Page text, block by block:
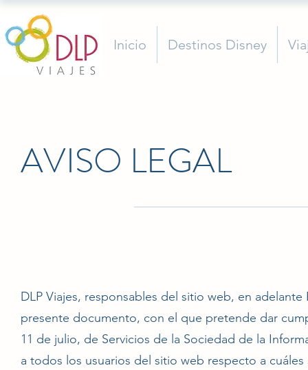
Inicio Destinos Disney
AVISO LEGAL
DLP Viajes, responsables del sitio web, en
presente documento, con el que pretende dar
11 de julio, de Servicios de la Sociedad de la
a todos los usuarios del sitio web respecto a